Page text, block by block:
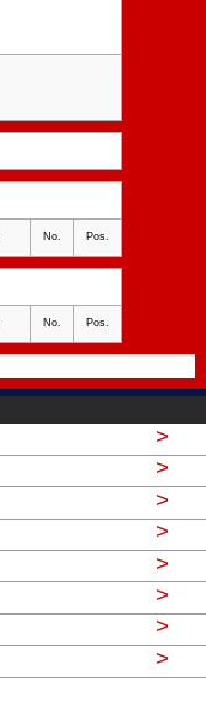
No. Pos.
No. Pos.
>
>
>
>
>
>
>
>